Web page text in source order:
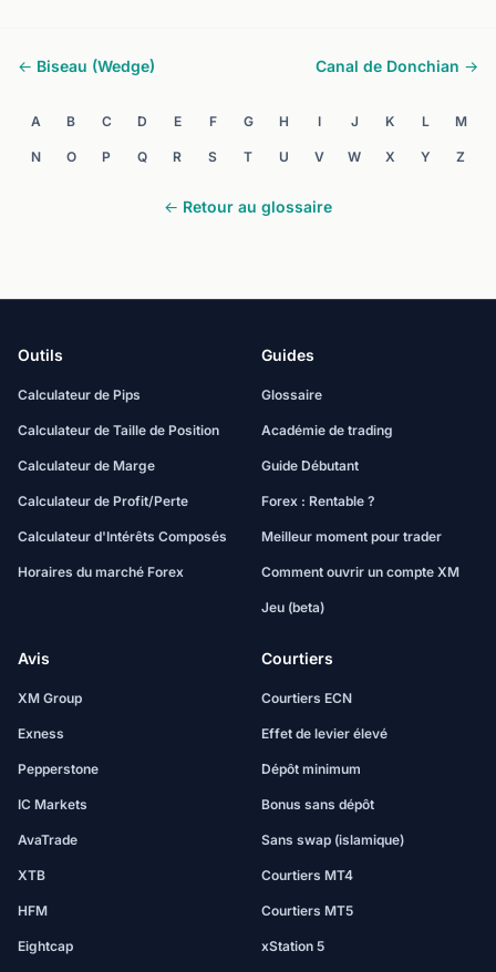
← Biseau (Wedge) Canal de Donchian →
A B C D E F G H I J K L M
N O P Q R S T U V W X Y Z
← Retour au glossaire
Outils
Calculateur de Pips
Calculateur de Taille de Position
Calculateur de Marge
Calculateur de Profit/Perte
Calculateur d'Intérêts Composés
Horaires du marché Forex
Guides
Glossaire
Académie de trading
Guide Débutant
Forex : Rentable ?
Meilleur moment pour trader
Comment ouvrir un compte XM
Jeu (beta)
Avis
XM Group
Exness
Pepperstone
IC Markets
AvaTrade
XTB
HFM
Eightcap
Courtiers
Courtiers ECN
Effet de levier élevé
Dépôt minimum
Bonus sans dépôt
Sans swap (islamique)
Courtiers MT4
Courtiers MT5
xStation 5